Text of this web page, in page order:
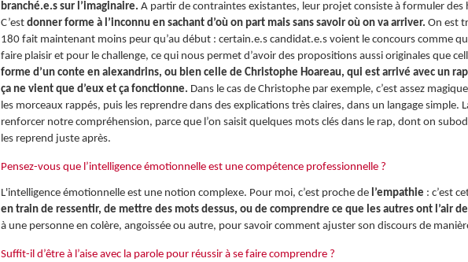
branché.e.s sur l’imaginaire.A partir de contraintes existantes, leur projet consiste à formuler
C’estdonner forme à l’inconnu en sachant d’où on part mais sans savoir où on va arriver.On est
180 fait maintenant moins peur qu’au début : certain.e.s candidat.e.s voient le concours comme
faire plaisir et pour le challenge, ce qui nous permet d’avoir des propositions aussi originales que
forme d’un conte en alexandrins, ou bien celle de Christophe Hoareau, qui est arrivé avec un
ça ne vient que d’eux et ça fonctionne. Dans le cas de Christophe par exemple, c’est assez
les morceaux rappés, puis les reprendre dans des explications très claires, dans un langage
renforcer notre compréhension, parce que l’on saisit quelques mots clés dans le rap, dont on
les reprend juste après.
Pensez-vous que l’intelligence émotionnelle est une compétence professionnelle ?
L'intelligence émotionnelle est une notion complexe. Pour moi, c’est proche de l’empathie : c’est
en train de ressentir, de mettre des mots dessus, ou de comprendre ce que les autres ont l’air
à une personne en colère, angoissée ou autre, pour savoir comment ajuster son discours de
Suffit-il d’être à l’aise avec la parole pour réussir à se faire comprendre ?